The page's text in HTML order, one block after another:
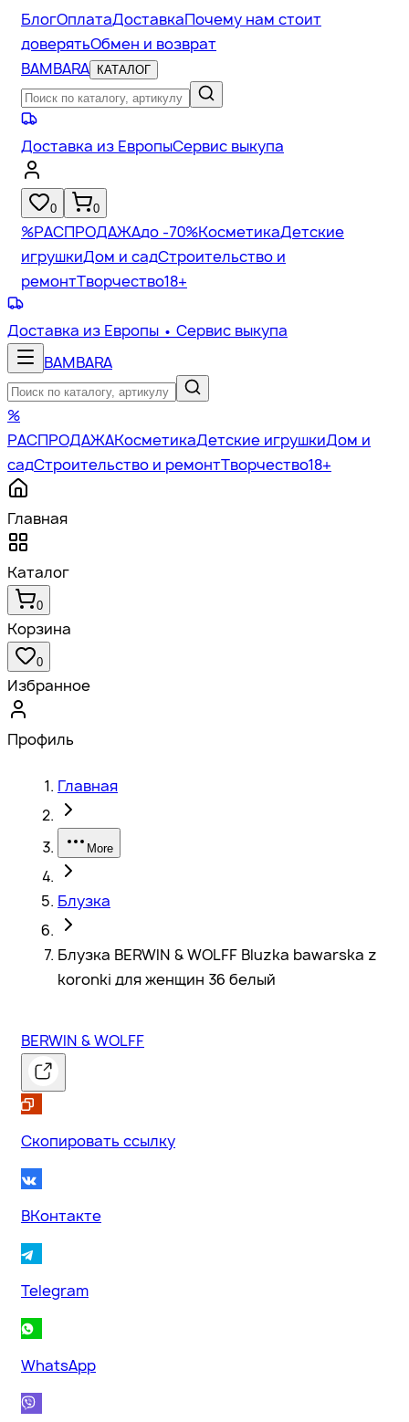
БлогОплатаДоставкаПочему нам стоит
доверятьОбмен и возврат
BAMBARA
КАТАЛОГ
Доставка из ЕвропыСервис выкупа
0 0
%РАСПРОДАЖАдо -70%КосметикаДетские
игрушкиДом и садСтроительство и
ремонтТворчество18+
Доставка из Европы • Сервис выкупа
BAMBARA
%
РАСПРОДАЖАКосметикаДетские игрушкиДом и
садСтроительство и ремонтТворчество18+
Главная
Каталог
0
Корзина
0
Избранное
Профиль
Главная
More
Блузка
Блузка BERWIN & WOLFF Bluzka bawarska z
koronki для женщин 36 белый
BERWIN & WOLFF
Скопировать ссылку
ВКонтакте
Telegram
WhatsApp